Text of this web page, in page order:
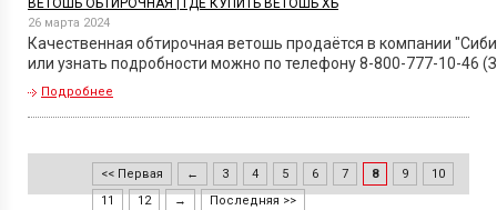
ВЕТОШЬ ОБТИРОЧНАЯ | ГДЕ КУПИТЬ ВЕТОШЬ ХБ
26 марта 2024
Качественная обтирочная ветошь продаётся в компании
или узнать подробности можно по телефону 8-800-777-10-46
Подробнее
<< Первая ← 3 4 5 6 7 8 9
10
11
12 → Последняя >>